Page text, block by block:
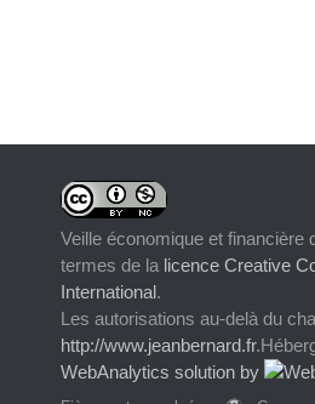
Veille économique et financière
termes de la licence Creative
International.
Les autorisations au-delà du
http://www.jeanbernard.fr
WebAnalytics solution by